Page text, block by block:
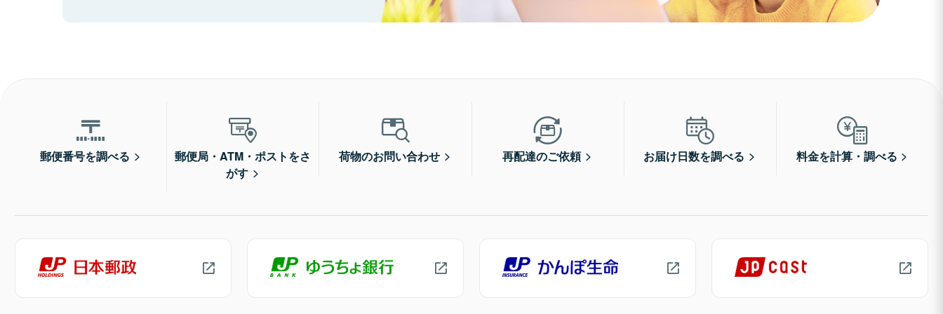
郵便番号を調べる
郵便局・ATM・ポストをさ
がす
荷物のお問い合わせ 再配達のご依頼 お届け日数を調べる 料金を計算・調べる